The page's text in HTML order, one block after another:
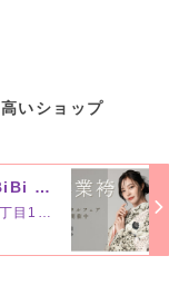
いショップ
ブライダルハウスBiBi 弘前店【県内2店舗】
－1